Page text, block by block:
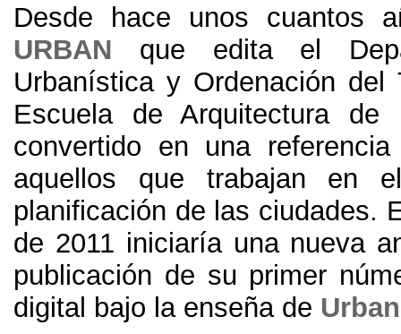
Desde hace unos cuantos
URBAN
que edita el
Urbanística y Ordenación del
Escuela de Arquitectura
convertido en una
aquellos que trabajan en
planificación de las ciudades.
de 2011 iniciaría una nueva
publicación de su primer
digital bajo la enseña de